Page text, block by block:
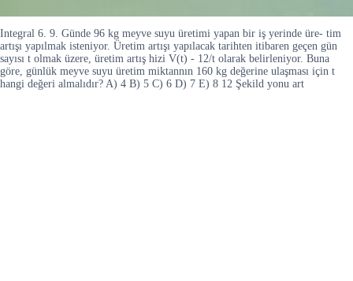
Integral 6. 9. Günde 96 kg meyve suyu üretimi yapan bir iş yerinde üre- tim
artışı yapılmak isteniyor. Üretim artışı yapılacak tarihten itibaren geçen gün
sayısı t olmak üzere, üretim artış hizi V(t) - 12/t olarak belirleniyor. Buna
göre, günlük meyve suyu üretim miktannın 160 kg değerine ulaşması için t
hangi değeri almalıdır? A) 4 B) 5 C) 6 D) 7 E) 8 12 Şekild yonu art